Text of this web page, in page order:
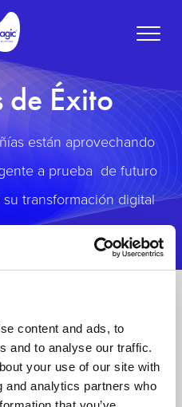
content and ads, to
and to analyse our traffic.
your use of our site with
and analytics partners who
Toggle
de Éxito
están aprovechando
a prueba de futuro
transformación digital